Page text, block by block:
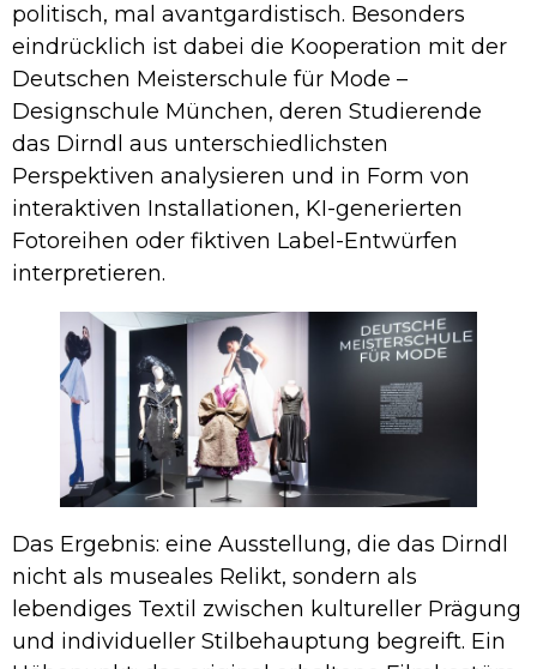
politisch, mal avantgardistisch. Besonders
eindrücklich ist dabei die Kooperation mit der
Deutschen Meisterschule für Mode –
Designschule München, deren Studierende
das Dirndl aus unterschiedlichsten
Perspektiven analysieren und in Form von
interaktiven Installationen, KI-generierten
Fotoreihen oder fiktiven Label-Entwürfen
interpretieren.
Das Ergebnis: eine Ausstellung, die das Dirndl
nicht als museales Relikt, sondern als
lebendiges Textil zwischen kultureller Prägung
und individueller Stilbehauptung begreift. Ein